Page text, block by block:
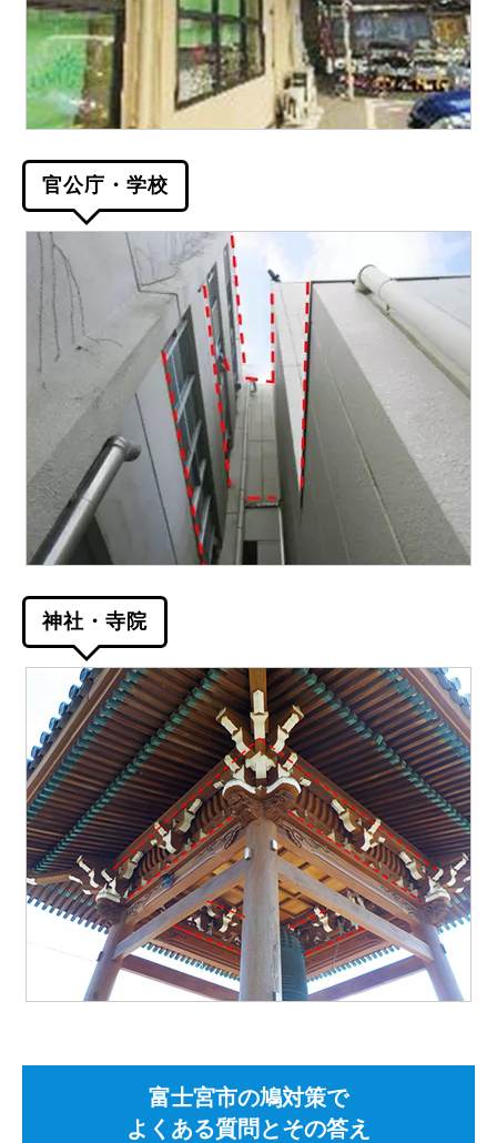
官公庁・学校
神社・寺院
富士宮市の鳩対策で
よくある質問とその答え